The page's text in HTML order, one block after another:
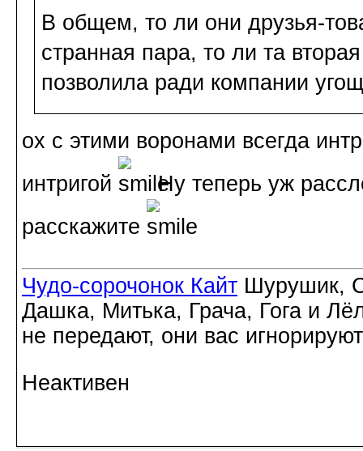
В общем, то ли они друзья-
странная пара, то ли та
позволила ради компании
ох с этими воронами всегда
интригой
Ну теперь уж
расскажите
Чудо-сорочонок Кайт Шурушик,
Дашка, Митька, Грача, Гога и
не передают, они вас игнорируют
Неактивен